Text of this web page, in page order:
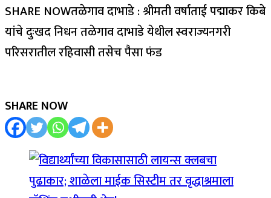
SHARE NOWतळेगाव दाभाडे : श्रीमती वर्षाताई पद्माकर किबे
यांचे दुःखद निधन तळेगाव दाभाडे येथील स्वराज्यनगरी
परिसरातील रहिवासी तसेच पैसा फंड
SHARE NOW